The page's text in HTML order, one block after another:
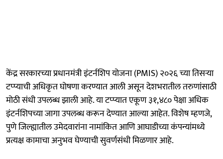
केंद्र सरकारच्या प्रधानमंत्री इंटर्नशिप योजना (PMIS) २०२६ च्या तिसऱ्या
टप्प्याची अधिकृत घोषणा करण्यात आली असून देशभरातील तरुणांसाठी
मोठी संधी उपलब्ध झाली आहे. या टप्प्यात एकूण ३१,४८० पेक्षा अधिक
इंटर्नशिपच्या जागा उपलब्ध करून देण्यात आल्या आहेत. विशेष म्हणजे,
पुणे जिल्ह्यातील उमेदवारांना नामांकित आणि आघाडीच्या कंपन्यांमध्ये
प्रत्यक्ष कामाचा अनुभव घेण्याची सुवर्णसंधी मिळणार आहे.